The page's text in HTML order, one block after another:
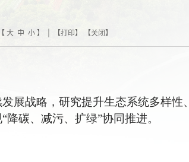
大 中 小 】 | 【打印】 【关闭 】
展战略，研究提升生态系统多样性、
碳、减污、扩绿”协同推进。